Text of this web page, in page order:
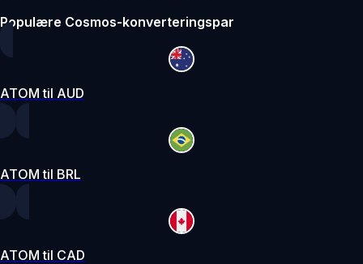
Populære Cosmos-konverteringspar
ATOM til AUD
ATOM til BRL
ATOM til CAD